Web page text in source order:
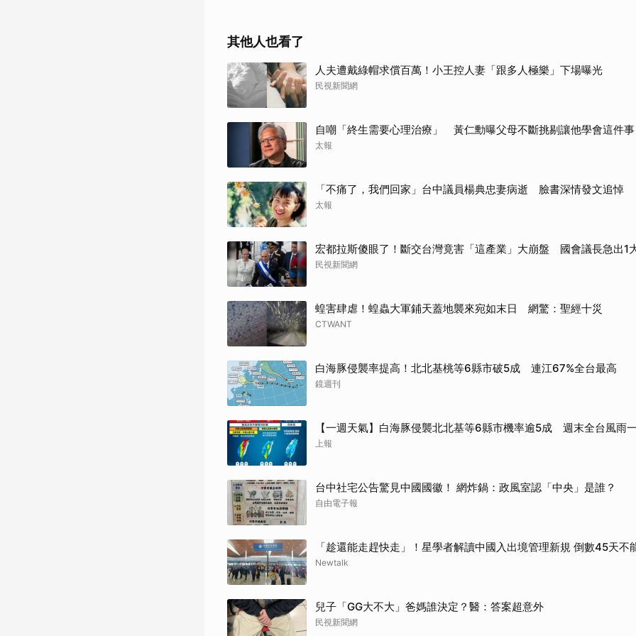
其他人也看了
人夫遭戴綠帽求償百萬！小王控人妻「跟多人極樂」下場曝光
民視新聞網
自嘲「終生需要心理治療」 黃仁勳曝父母不斷挑剔讓他學會這件事
太報
「不痛了，我們回家」台中議員楊典忠妻病逝 臉書深情發文追悼
太報
宏都拉斯傻眼了！斷交台灣竟害「這產業」大崩盤 國會議長急出1
民視新聞網
蝗害肆虐！蝗蟲大軍鋪天蓋地襲來宛如末日 網驚：聖經十災
CTWANT
白海豚侵襲率提高！北北基桃等6縣市破5成 連江67%全台最高
鏡週刊
【一週天氣】白海豚侵襲北北基等6縣市機率逾5成 週末全台風雨
上報
台中社宅公告驚見中國國徽！ 網炸鍋：政風室認「中央」是誰？
自由電子報
「趁還能走趕快走」！星學者解讀中國入出境管理新規 倒數45天不
Newtalk
兒子「GG大不大」爸媽誰決定？醫：答案超意外
民視新聞網